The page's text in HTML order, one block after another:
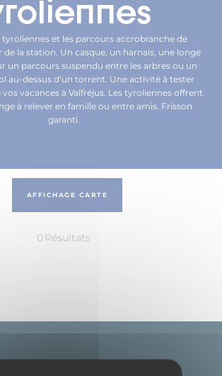
tyroliennes et les parcours accrobranche de
la station. Un casque, un harnais, une longe
un parcours suspendu entre les arbres ou un
au-dessus d’un torrent. Une activité à tester
vacances à Valfréjus. Les tyroliennes offrent
à relever en famille ou entre amis. Frisson
garanti.
0 Résultats
AFFICHAGE CARTE